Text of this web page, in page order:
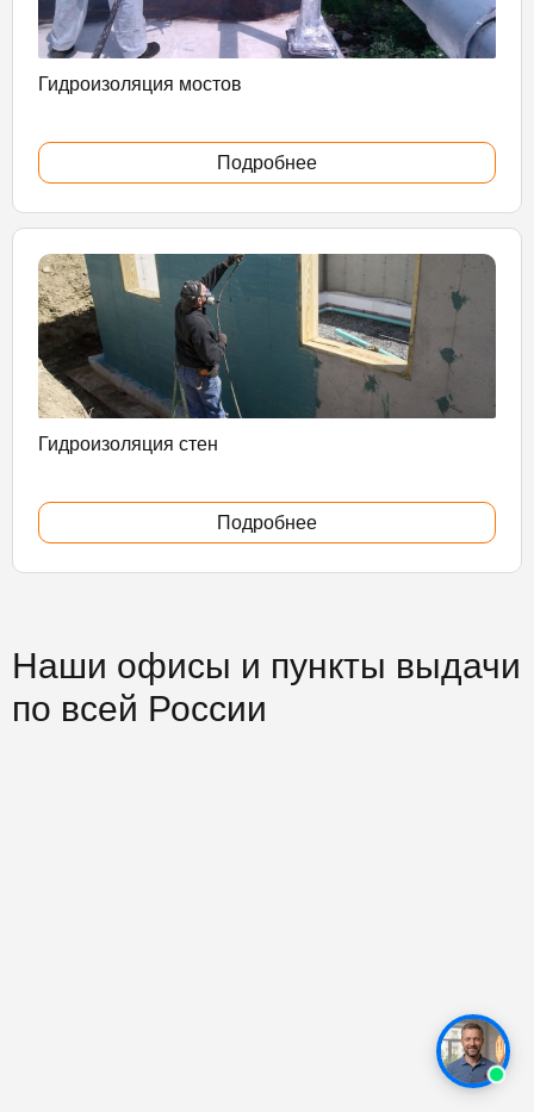
Гидроизоляция мостов
Подробнее
Гидроизоляция стен
Подробнее
Наши офисы и пункты выдачи
по всей России